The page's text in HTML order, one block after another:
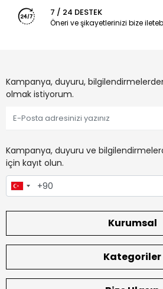
7 / 24 DESTEK
Öneri ve şikayetlerinizi bize
Kampanya, duyuru,
olmak istiyorum.
Kampanya, duyuru ve
için kayıt olun.
Kurumsal
Kategoriler